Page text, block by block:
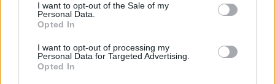
I want to opt-out of the Sale of my
Personal Data.
Opted In
I want to opt-out of processing my
Personal Data for Targeted Advertising.
Opted In